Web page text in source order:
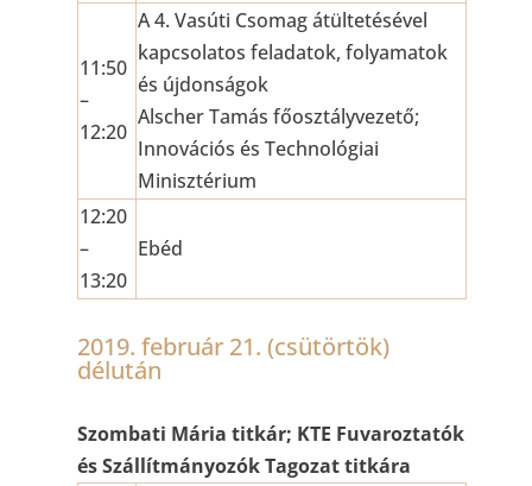
11:50
–
12:20
A 4. Vasúti Csomag átültetésével
kapcsolatos feladatok, folyamatok
és újdonságok
Alscher Tamás főosztályvezető;
Innovációs és Technológiai
Minisztérium
12:20
–
13:20
Ebéd
2019. február 21. (csütörtök)
délután
Szombati Mária titkár; KTE Fuvaroztatók
és Szállítmányozók Tagozat titkára